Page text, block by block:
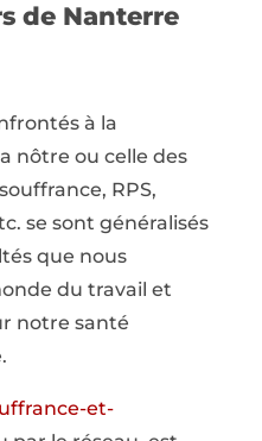
de Nanterre
à la
nôtre ou celle des
RPS,
se sont généralisés
que nous
du travail et
notre santé
et-